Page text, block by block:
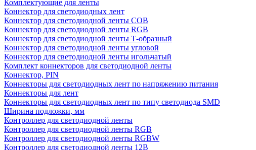
Комплектующие для ленты
Коннектор для светодиодных лент
Коннектор для светодиодной ленты COB
Коннектор для светодиодной ленты RGB
Коннектор для светодиодной ленты Т-образный
Коннектор для светодиодной ленты угловой
Коннектор для светодиодной ленты игольчатый
Комплект коннекторов для светодиодной ленты
Коннектор, PIN
Коннекторы для светодиодных лент по напряжению питания
Коннекторы для лент
Коннекторы для светодиодных лент по типу светодиода SMD
Ширина подложки, мм
Контроллер для светодиодной ленты
Контроллер для светодиодной ленты RGB
Контроллер для светодиодной ленты RGBW
Контроллер для светодиодной ленты 12В